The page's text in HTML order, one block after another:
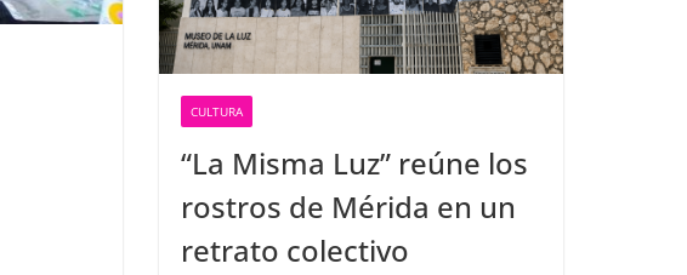
CULTURA
“La Misma Luz” reúne los
rostros de Mérida en un
retrato colectivo